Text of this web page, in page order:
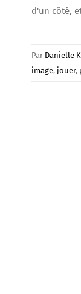
d'un côté,
Par Danielle
image, jouer,